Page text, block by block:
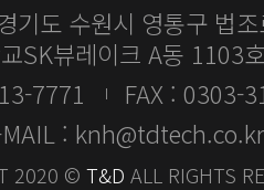
기도 수원시 영통구 법
SK뷰레이크 A동 1103
7771
FAX : 0303-
: knh@tdtech.co.kr
2020 © T&D ALL RIGHTS